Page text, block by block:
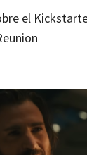
el